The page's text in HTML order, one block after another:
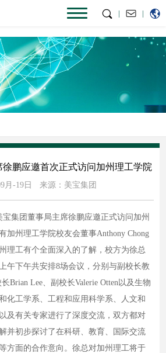
|
|
鹏应邀首次正式访问加州理工学院
月-19日 来源：美宝集团
集团董事局主席徐鹏应邀正式访问加州
加州理工学院校友会董事Anthony Chong
理工有个全面深入的了解，校方为徐总
午下午共安排8场会议，分别与副校长教
Brian Lee、副校长Valerie Otten以及生物
化工学系、工程和应用科学系、人文和
及有关专家进行了深度交流，双方都对
并初步探讨了在科研、教育、国际交流
方面的合作意向。徐总对加州理工将于